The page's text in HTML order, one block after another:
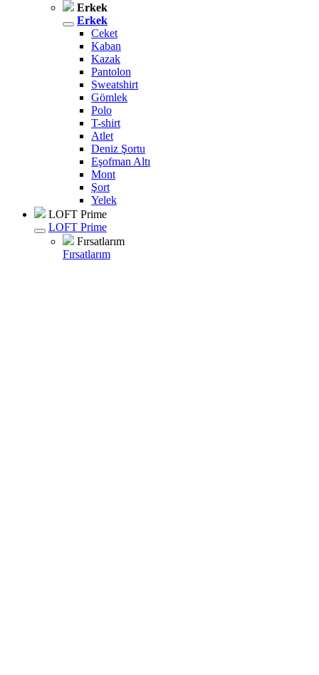
Erkek
Erkek
Ceket
Kaban
Kazak
Pantolon
Sweatshirt
Gömlek
Polo
T-shirt
Atlet
Deniz Şortu
Eşofman Altı
Mont
Şort
Yelek
LOFT Prime
LOFT Prime
Fırsatlarım
Fırsatlarım